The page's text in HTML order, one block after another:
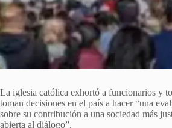
La iglesia católica exhortó a funcionarios y
toman decisiones en el país a hacer “una
sobre su contribución a una sociedad más
abierta al diálogo”.